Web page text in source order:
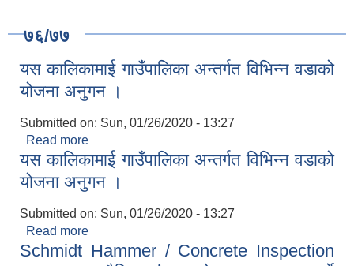
७६/७७
यस कालिकामाई गाउँपालिका अन्तर्गत विभिन्न वडाको
योजना अनुगन ।
Submitted on: Sun, 01/26/2020 - 13:27
Read more
योजना अनुगन ।
यस कालिकामाई गाउँपालिका अन्तर्गत विभिन्न वडाको
योजना अनुगन ।
Submitted on: Sun, 01/26/2020 - 13:27
Read more
योजना अनुगन ।
Schmidt Hammer / Concrete Inspection